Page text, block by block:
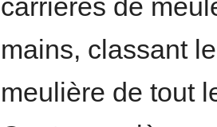
carrières de
mains, classant
meulière de tout